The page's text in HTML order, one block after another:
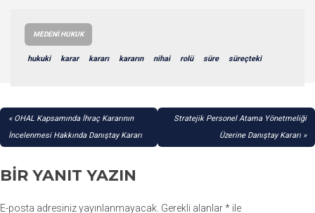
MEDENI HUKUK
hukuki karar kararı kararın nihai rolü süre süreçteki
YAZI
GEZINMESI
OHAL Kapsamında İhraç Kararının
İncelenmesi Hakkında Danıştay Kararı
Stratejik Personel Atama Yönetmeliği
Üzerine Danıştay Kararı
BIR YANIT YAZIN
E-posta adresiniz yayınlanmayacak. Gerekli alanlar* ile